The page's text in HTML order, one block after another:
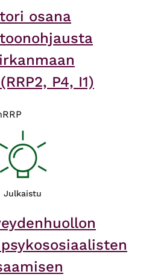
osana
P4, I1)
RRP
Julkaistu